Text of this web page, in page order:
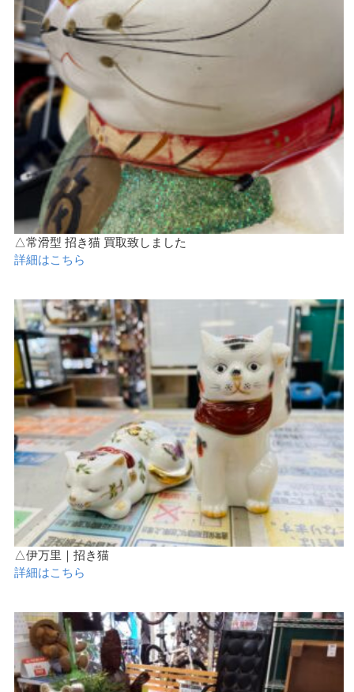
△常滑型 招き猫 買取致しました
詳細はこちら
△伊万里｜招き猫
詳細はこちら